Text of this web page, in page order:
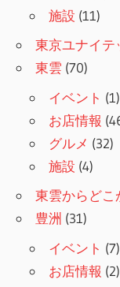
施設 (11)
東京ユナイテ
東雲 (70)
イベント (1)
お店情報
グルメ (32)
施設 (4)
東雲からどこ
豊洲 (31)
イベント (7)
お店情報 (2)